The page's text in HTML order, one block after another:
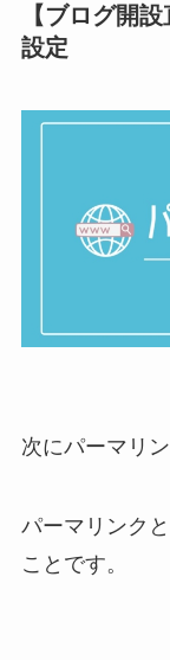
【ブログ開
設定
次にパーマリ
パーマリンクと
ことです。